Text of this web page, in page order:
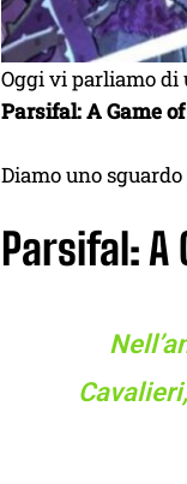
Oggi vi parliamo
Parsifal: A Game
Diamo uno
Parsifal: